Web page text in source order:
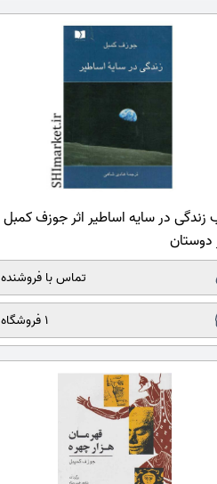
زندگی در سایه اساطیر اثر جوزف کمبل
دوستان
تماس با فروشنده
1 فروشگاه